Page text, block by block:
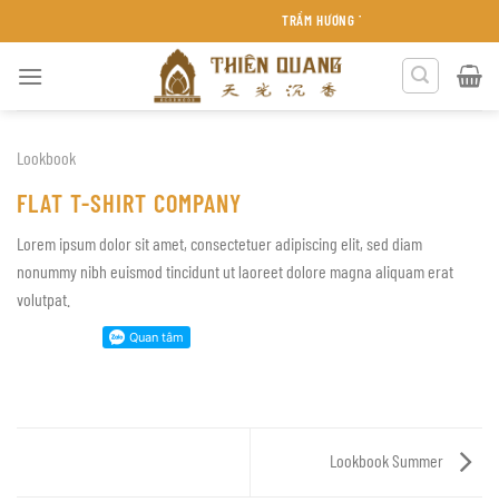
đến
TRẦM HƯƠNG THIÊN QUANG KHÁNH HÒA
Lookbook
FLAT T-SHIRT COMPANY
Lorem ipsum dolor sit amet, consectetuer adipiscing elit, sed diam
nonummy nibh euismod tincidunt ut laoreet dolore magna aliquam erat
volutpat.
Lookbook Summer